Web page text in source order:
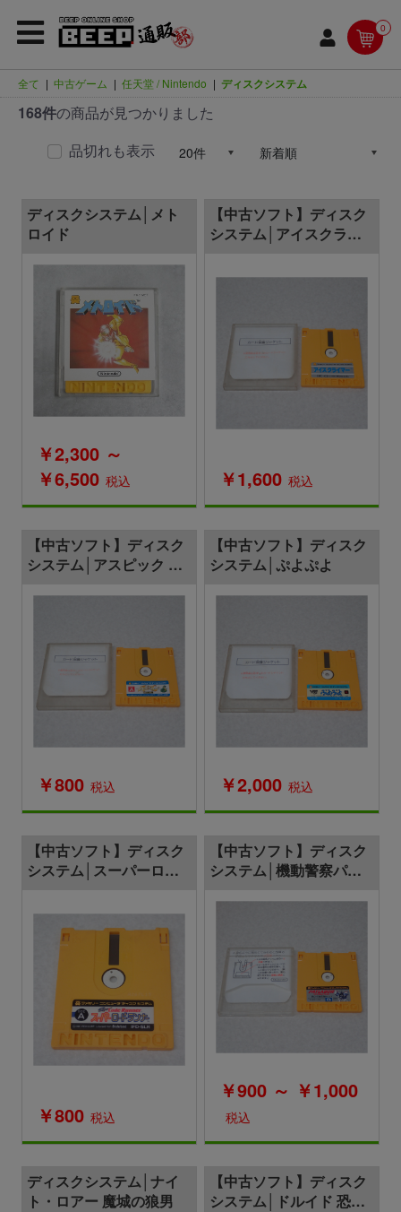
0
全て | 中古ゲーム | 任天堂 / Nintendo | ディスクシステム
168件の商品が見つかりました
品切れも表示
ディスクシステム│メト
ロイド
￥2,300 ～
￥6,500 税込
【中古ソフト】ディスク
システム│アイスクライ
￥1,600 税込
【中古ソフト】ディスク
システム│アスピック 魔
￥800 税込
【中古ソフト】ディスク
システム│ぷよぷよ
￥2,000 税込
【中古ソフト】ディスク
システム│スーパーロー
￥800 税込
【中古ソフト】ディスク
システム│機動警察パト
￥900 ～ ￥1,000
税込
ディスクシステム│ナイ
ト・ロアー 魔城の狼男
【中古ソフト】ディスク
システム│ドルイド 恐怖